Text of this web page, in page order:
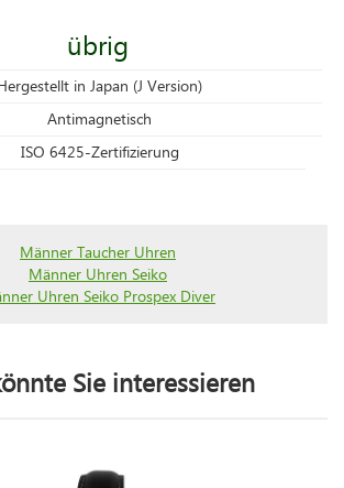
übrig
in Japan (J Version)
Antimagnetisch
ISO 6425-Zertifizierung
Männer Taucher Uhren
Männer Uhren Seiko
Uhren Seiko Prospex Diver
Sie interessieren